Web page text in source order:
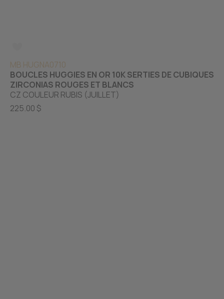
MB HUGNA0710
BOUCLES HUGGIES EN OR 10K SERTIES DE CUBIQUES
ZIRCONIAS ROUGES ET BLANCS
CZ COULEUR RUBIS (JUILLET)
225.00 $